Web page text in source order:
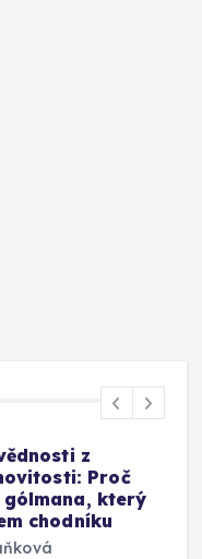
z
Proč
který
chodníku